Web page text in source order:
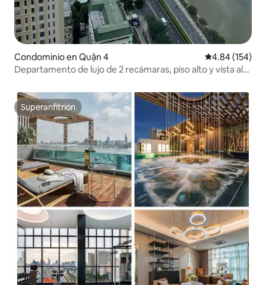
Condominio en Quận 4 Calificación
4.84 (154)
Departamento de lujo de 2 recámaras, piso alto y vista al
Superanfitrión
Superanfitrión